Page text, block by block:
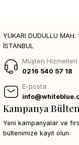
YUKARI DUDULLU MAH.
İSTANBUL
Müşteri Hizmetleri
0216 540 57 18
E-posta
Kampanya
Yeni kampanyalar ve
bültenimize kayıt olun.